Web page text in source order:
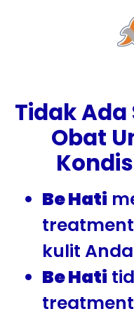
Tidak
Obat
Be Hati
kulit Anda
Be Hati